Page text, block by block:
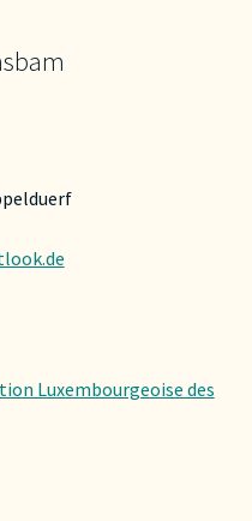
Luxembourgeoise des